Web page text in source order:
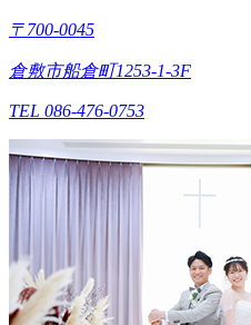
〒700-0045
倉敷市船倉町1253-1-3F
TEL 086-476-0753